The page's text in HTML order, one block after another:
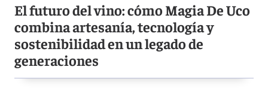
El futuro del vino: cómo Magia De Uco
combina artesanía, tecnología y
sostenibilidad en un legado de
generaciones